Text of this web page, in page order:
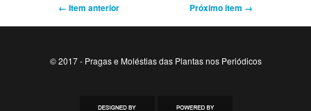
← Item anterior Próximo item →
© 2017 - Pragas e Moléstias das Plantas nos Periódicos